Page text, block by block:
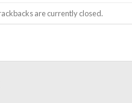
are currently closed.